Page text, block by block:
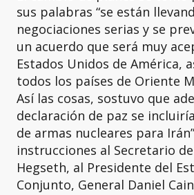
sus palabras “se están
negociaciones serias y se
un acuerdo que será muy
Estados Unidos de América,
todos los países de Oriente
Así las cosas, sostuvo que
declaración de paz se
de armas nucleares para
instrucciones al Secretario
Hegseth, al Presidente del
Conjunto, General Daniel